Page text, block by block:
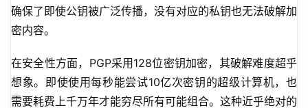
确保了即使公钥被广泛传播，没有对应的私钥也无法破解加
密内容。
在安全性方面，PGP采用128位密钥加密，其破解难度超乎
想象。即使使用每秒能尝试10亿次密钥的超级计算机，也
需要耗费上千万年才能穷尽所有可能组合。这种近乎绝对的